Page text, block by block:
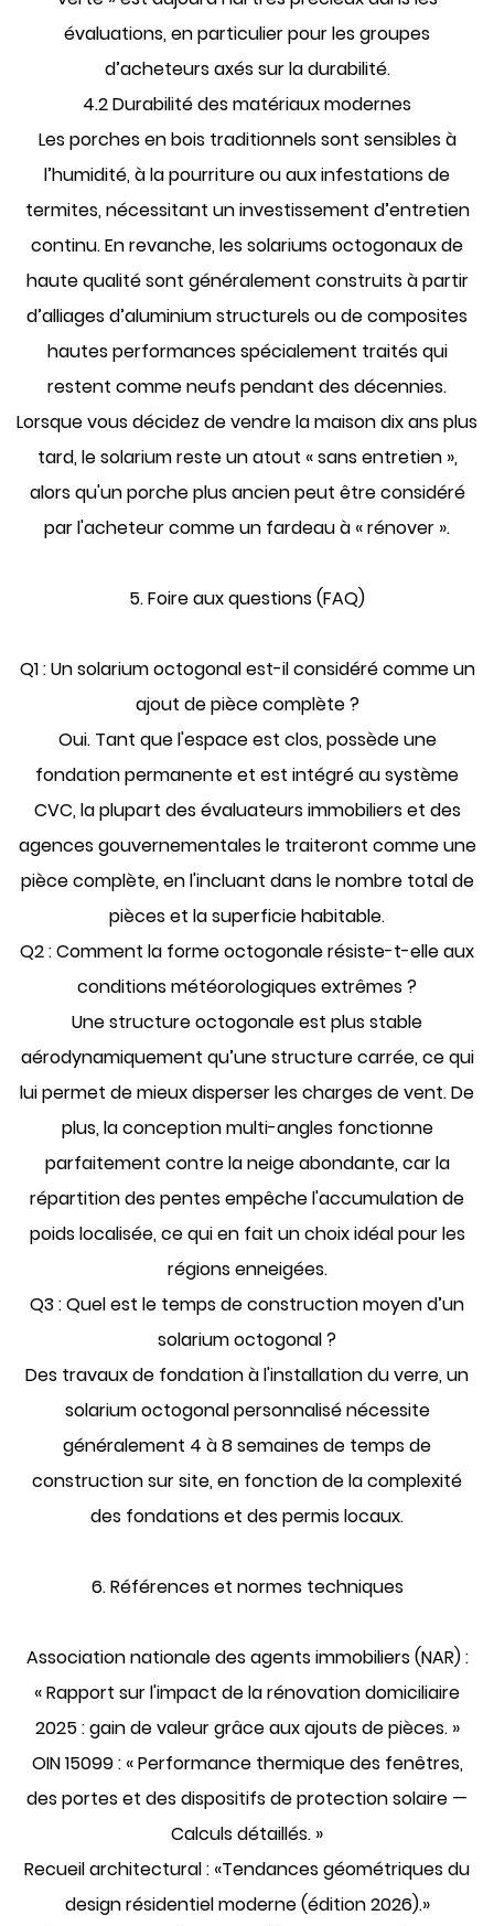
évaluations, en particulier pour les groupes
d’acheteurs axés sur la durabilité.
4.2 Durabilité des matériaux modernes
Les porches en bois traditionnels sont sensibles à
l’humidité, à la pourriture ou aux infestations de
termites, nécessitant un investissement d’entretien
continu. En revanche, les solariums octogonaux de
haute qualité sont généralement construits à partir
d’alliages d’aluminium structurels ou de composites
hautes performances spécialement traités qui
restent comme neufs pendant des décennies.
Lorsque vous décidez de vendre la maison dix ans plus
tard, le solarium reste un atout « sans entretien »,
alors qu'un porche plus ancien peut être considéré
par l'acheteur comme un fardeau à « rénover ».
5. Foire aux questions (FAQ)
Q1 : Un solarium octogonal est-il considéré comme un
ajout de pièce complète ?
Oui. Tant que l'espace est clos, possède une
fondation permanente et est intégré au système
CVC, la plupart des évaluateurs immobiliers et des
agences gouvernementales le traiteront comme une
pièce complète, en l'incluant dans le nombre total de
pièces et la superficie habitable.
Q2 : Comment la forme octogonale résiste-t-elle aux
conditions météorologiques extrêmes ?
Une structure octogonale est plus stable
aérodynamiquement qu’une structure carrée, ce qui
lui permet de mieux disperser les charges de vent. De
plus, la conception multi-angles fonctionne
parfaitement contre la neige abondante, car la
répartition des pentes empêche l'accumulation de
poids localisée, ce qui en fait un choix idéal pour les
régions enneigées.
Q3 : Quel est le temps de construction moyen d’un
solarium octogonal ?
Des travaux de fondation à l'installation du verre, un
solarium octogonal personnalisé nécessite
généralement 4 à 8 semaines de temps de
construction sur site, en fonction de la complexité
des fondations et des permis locaux.
6. Références et normes techniques
Association nationale des agents immobiliers (NAR):
« Rapport sur l'impact de la rénovation domiciliaire
2025 : gain de valeur grâce aux ajouts de pièces. »
OIN 15099: « Performance thermique des fenêtres,
des portes et des dispositifs de protection solaire —
Calculs détaillés. »
Recueil architectural: «Tendances géométriques du
design résidentiel moderne (édition 2026).»